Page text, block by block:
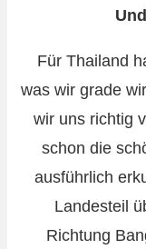
Für Thailand
was wir grade
wir uns richtig
schon die
ausführlich
Landesteil
Richtung